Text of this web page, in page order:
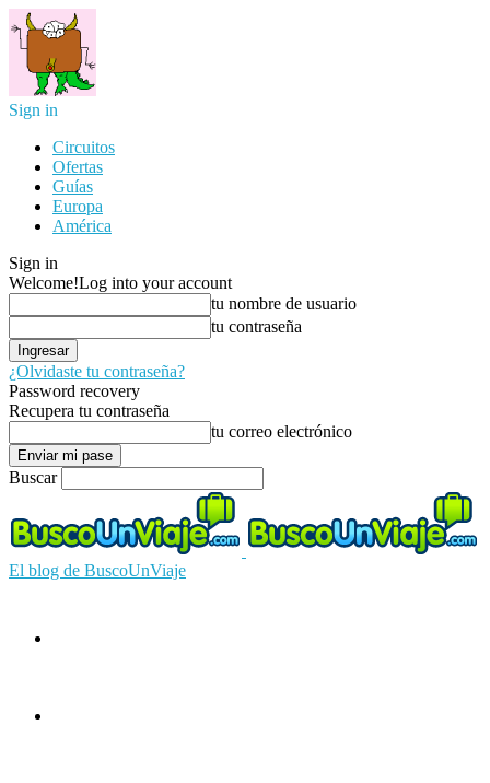
Sign in
Circuitos
Ofertas
Guías
Europa
América
Sign in
Welcome!Log into your account
tu nombre de usuario
tu contraseña
¿Olvidaste tu contraseña?
Password recovery
Recupera tu contraseña
tu correo electrónico
Buscar
El blog de BuscoUnViaje